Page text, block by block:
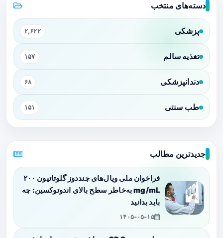
دسته‌های منتخب
پزشکی ۲,۶۲۲
تغذیه سالم ۱۵۷
دندانپزشکی ۶۸
طب سنتی ۱۵۱
جدیدترین مطالب
فراخوان ملی ویال‌های چنددوز گلوتاتیون ۲۰۰
mg/mL به‌خاطر سطح بالای اندوتوکسین: چه
باید بدانید
۱۴۰۵-۰۵-۱۵